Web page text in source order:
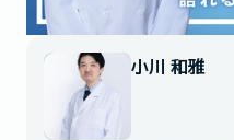
小川 和雅